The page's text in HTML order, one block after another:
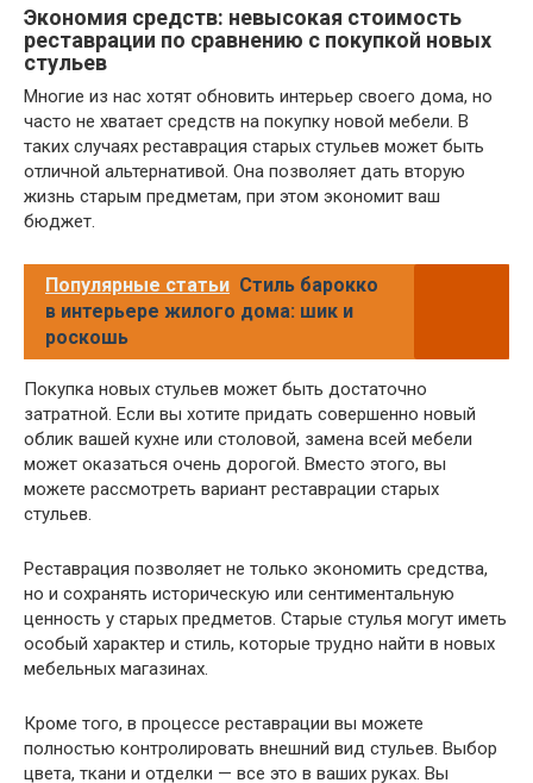
Экономия средств: невысокая стоимость
реставрации по сравнению с покупкой новых
стульев
Многие из нас хотят обновить интерьер своего дома, но
часто не хватает средств на покупку новой мебели. В
таких случаях реставрация старых стульев может быть
отличной альтернативой. Она позволяет дать вторую
жизнь старым предметам, при этом экономит ваш
бюджет.
Популярные статьи Стиль барокко
в интерьере жилого дома: шик и
роскошь
Покупка новых стульев может быть достаточно
затратной. Если вы хотите придать совершенно новый
облик вашей кухне или столовой, замена всей мебели
может оказаться очень дорогой. Вместо этого, вы
можете рассмотреть вариант реставрации старых
стульев.
Реставрация позволяет не только экономить средства,
но и сохранять историческую или сентиментальную
ценность у старых предметов. Старые стулья могут иметь
особый характер и стиль, которые трудно найти в новых
мебельных магазинах.
Кроме того, в процессе реставрации вы можете
полностью контролировать внешний вид стульев. Выбор
цвета, ткани и отделки — все это в ваших руках. Вы